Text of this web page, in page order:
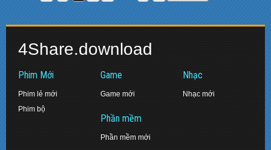
4Share.download
Phim Mới
Phim lẻ mới
Phim bộ
Game
Game mới
Phần mềm
Phần mềm mới
Nhạc
Nhạc mới